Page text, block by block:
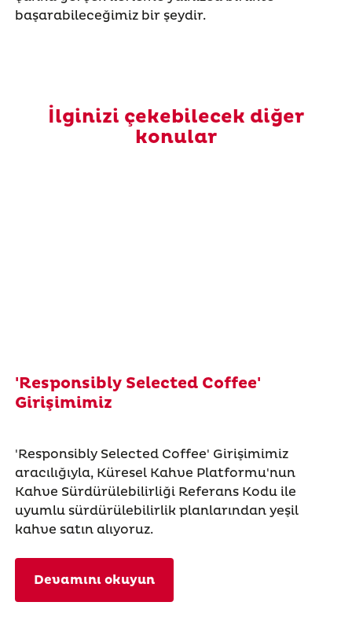
başarabileceğimiz bir şeydir.
İlginizi çekebilecek diğer
konular
'Responsibly Selected Coffee'
Girişimimiz
'Responsibly Selected Coffee' Girişimimiz
aracılığıyla, Küresel Kahve Platformu'nun
Kahve Sürdürülebilirliği Referans Kodu ile
uyumlu sürdürülebilirlik planlarından yeşil
kahve satın alıyoruz.
Devamını okuyun